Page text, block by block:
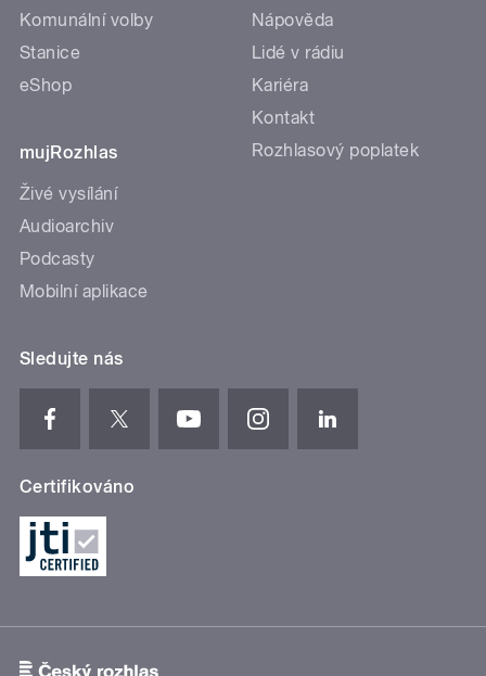
Komunální volby
Stanice
eShop
mujRozhlas
Živé vysílání
Audioarchiv
Podcasty
Mobilní aplikace
Nápověda
Lidé v rádiu
Kariéra
Kontakt
Rozhlasový poplatek
Sledujte nás
Certifikováno